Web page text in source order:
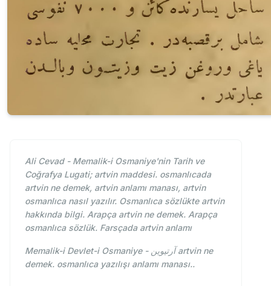
Ali Cevad - Memalik-i Osmaniye'nin Tarih ve
Coğrafya Lugati; artvin maddesi. osmanlıcada
artvin ne demek, artvin anlamı manası, artvin
osmanlıca nasıl yazılır. Osmanlıca sözlükte artvin
hakkında bilgi. Arapça artvin ne demek. Arapça
osmanlıca sözlük. Farsçada artvin anlamı
Memalik-i Devlet-i Osmaniye - آرتیوین artvin ne
demek. osmanlıca yazılışı anlamı manası..